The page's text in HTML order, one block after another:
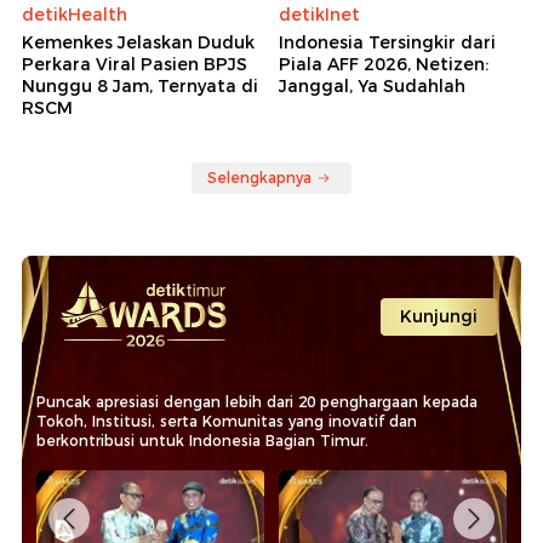
detikHealth
Kemenkes Jelaskan Duduk
Perkara Viral Pasien BPJS
Nunggu 8 Jam, Ternyata di
RSCM
detikInet
Indonesia Tersingkir dari
Piala AFF 2026, Netizen:
Janggal, Ya Sudahlah
Selengkapnya
Kunjungi
Puncak apresiasi dengan lebih dari 20 penghargaan kepada
Tokoh, Institusi, serta Komunitas yang inovatif dan
berkontribusi untuk Indonesia Bagian Timur.